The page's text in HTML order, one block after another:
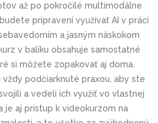
až po pokročilé multimodálne
pripravení využívať AI v práci
a jasným náskokom
v balíku obsahuje samostatné
si môžete zopakovať aj doma.
podčiarknuté praxou, aby ste
a vedeli ich využiť vo vlastnej
je aj prístup k videokurzom na